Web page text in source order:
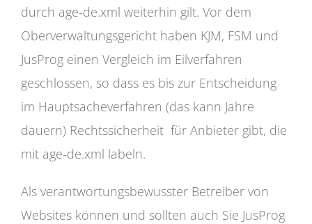
durch age-de.xml weiterhin gilt. Vor dem
Oberverwaltungsgericht haben KJM, FSM und
JusProg einen Vergleich im Eilverfahren
geschlossen, so dass es bis zur Entscheidung
im Hauptsacheverfahren (das kann Jahre
dauern) Rechtssicherheit für Anbieter gibt, die
mit age-de.xml labeln.
Als verantwortungsbewusster Betreiber von
Websites können und sollten auch Sie JusProg